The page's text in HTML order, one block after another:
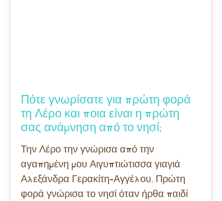
Πότε γνωρίσατε για πρώτη φορά
τη Λέρο και ποια είναι η πρώτη
σας ανάμνηση από το νησί;
Την Λέρο την γνώρισα από την
αγαπημένη μου Αιγυπτιώτισσα γιαγιά
Αλεξάνδρα Γερακίτη-Αγγέλου. Πρώτη
φορά γνώρισα το νησί όταν ήρθα παιδί